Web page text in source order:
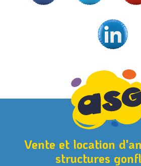
Vente et location
structures